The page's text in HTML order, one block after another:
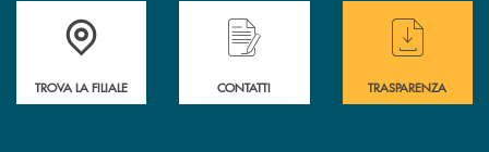
Accedi all' elenco completo delle filiali di BCC Barlassina.
TROVA LA FILIALE
Hai bisogno di assistenza immediata ?
CONTATTI
Hai bisogno di
TRASPARENZA